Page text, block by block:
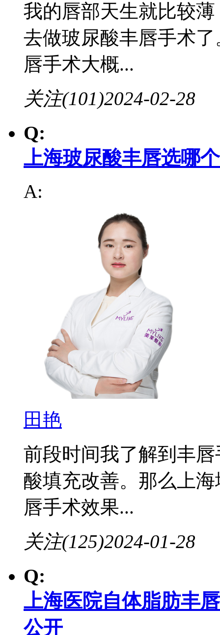
我的唇部天生就比较
去做玻尿酸丰唇手术
唇手术大概...
关注(101)2024-02-28
Q:
上海玻尿酸丰唇选哪
A:
田艳
前段时间我了解到丰
酸填充改善。那么上
唇手术效果...
关注(125)2024-01-28
Q:
上海医院自体脂肪丰
公开